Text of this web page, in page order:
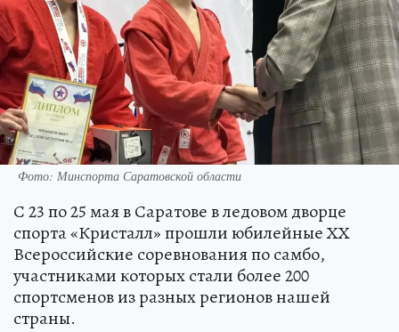
Фото: Минспорта Саратовской области
С 23 по 25 мая в Саратове в ледовом дворце
спорта «Кристалл» прошли юбилейные ХХ
Всероссийские соревнования по самбо,
участниками которых стали более 200
спортсменов из разных регионов нашей
страны.